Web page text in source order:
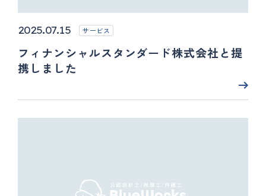
2025.07.15 サービス
フィナンシャルスタンダード株式会社と提
携しました